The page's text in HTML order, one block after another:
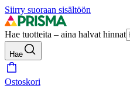
Siirry suoraan sisältöön
Hae tuotteita – aina halvat hinnat
Hae
Ostoskori